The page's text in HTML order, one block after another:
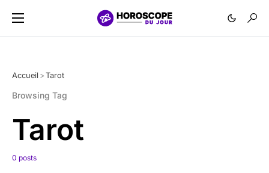
Accueil >Tarot
Browsing Tag
Tarot
0 posts